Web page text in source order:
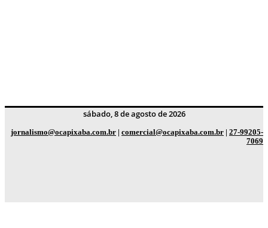
sábado, 8 de agosto de 2026
jornalismo@ocapixaba.com.br | comercial@ocapixaba.com.br | 27-99205-
7069